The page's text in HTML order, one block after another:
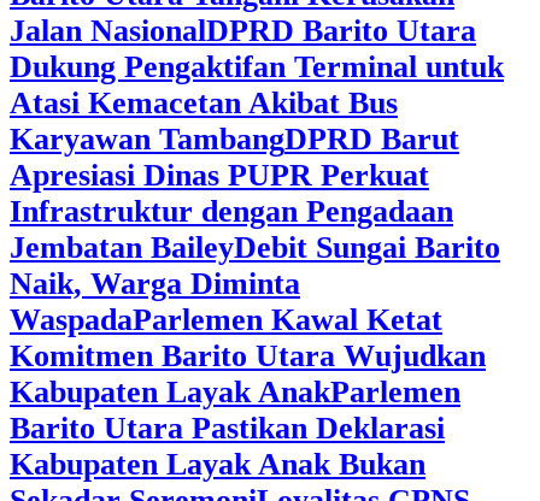
Jalan NasionalDPRD Barito Utara
Dukung Pengaktifan Terminal untuk
Atasi Kemacetan Akibat Bus
Karyawan TambangDPRD Barut
Apresiasi Dinas PUPR Perkuat
Infrastruktur dengan Pengadaan
Jembatan BaileyDebit Sungai Barito
Naik, Warga Diminta
WaspadaParlemen Kawal Ketat
Komitmen Barito Utara Wujudkan
Kabupaten Layak AnakParlemen
Barito Utara Pastikan Deklarasi
Kabupaten Layak Anak Bukan